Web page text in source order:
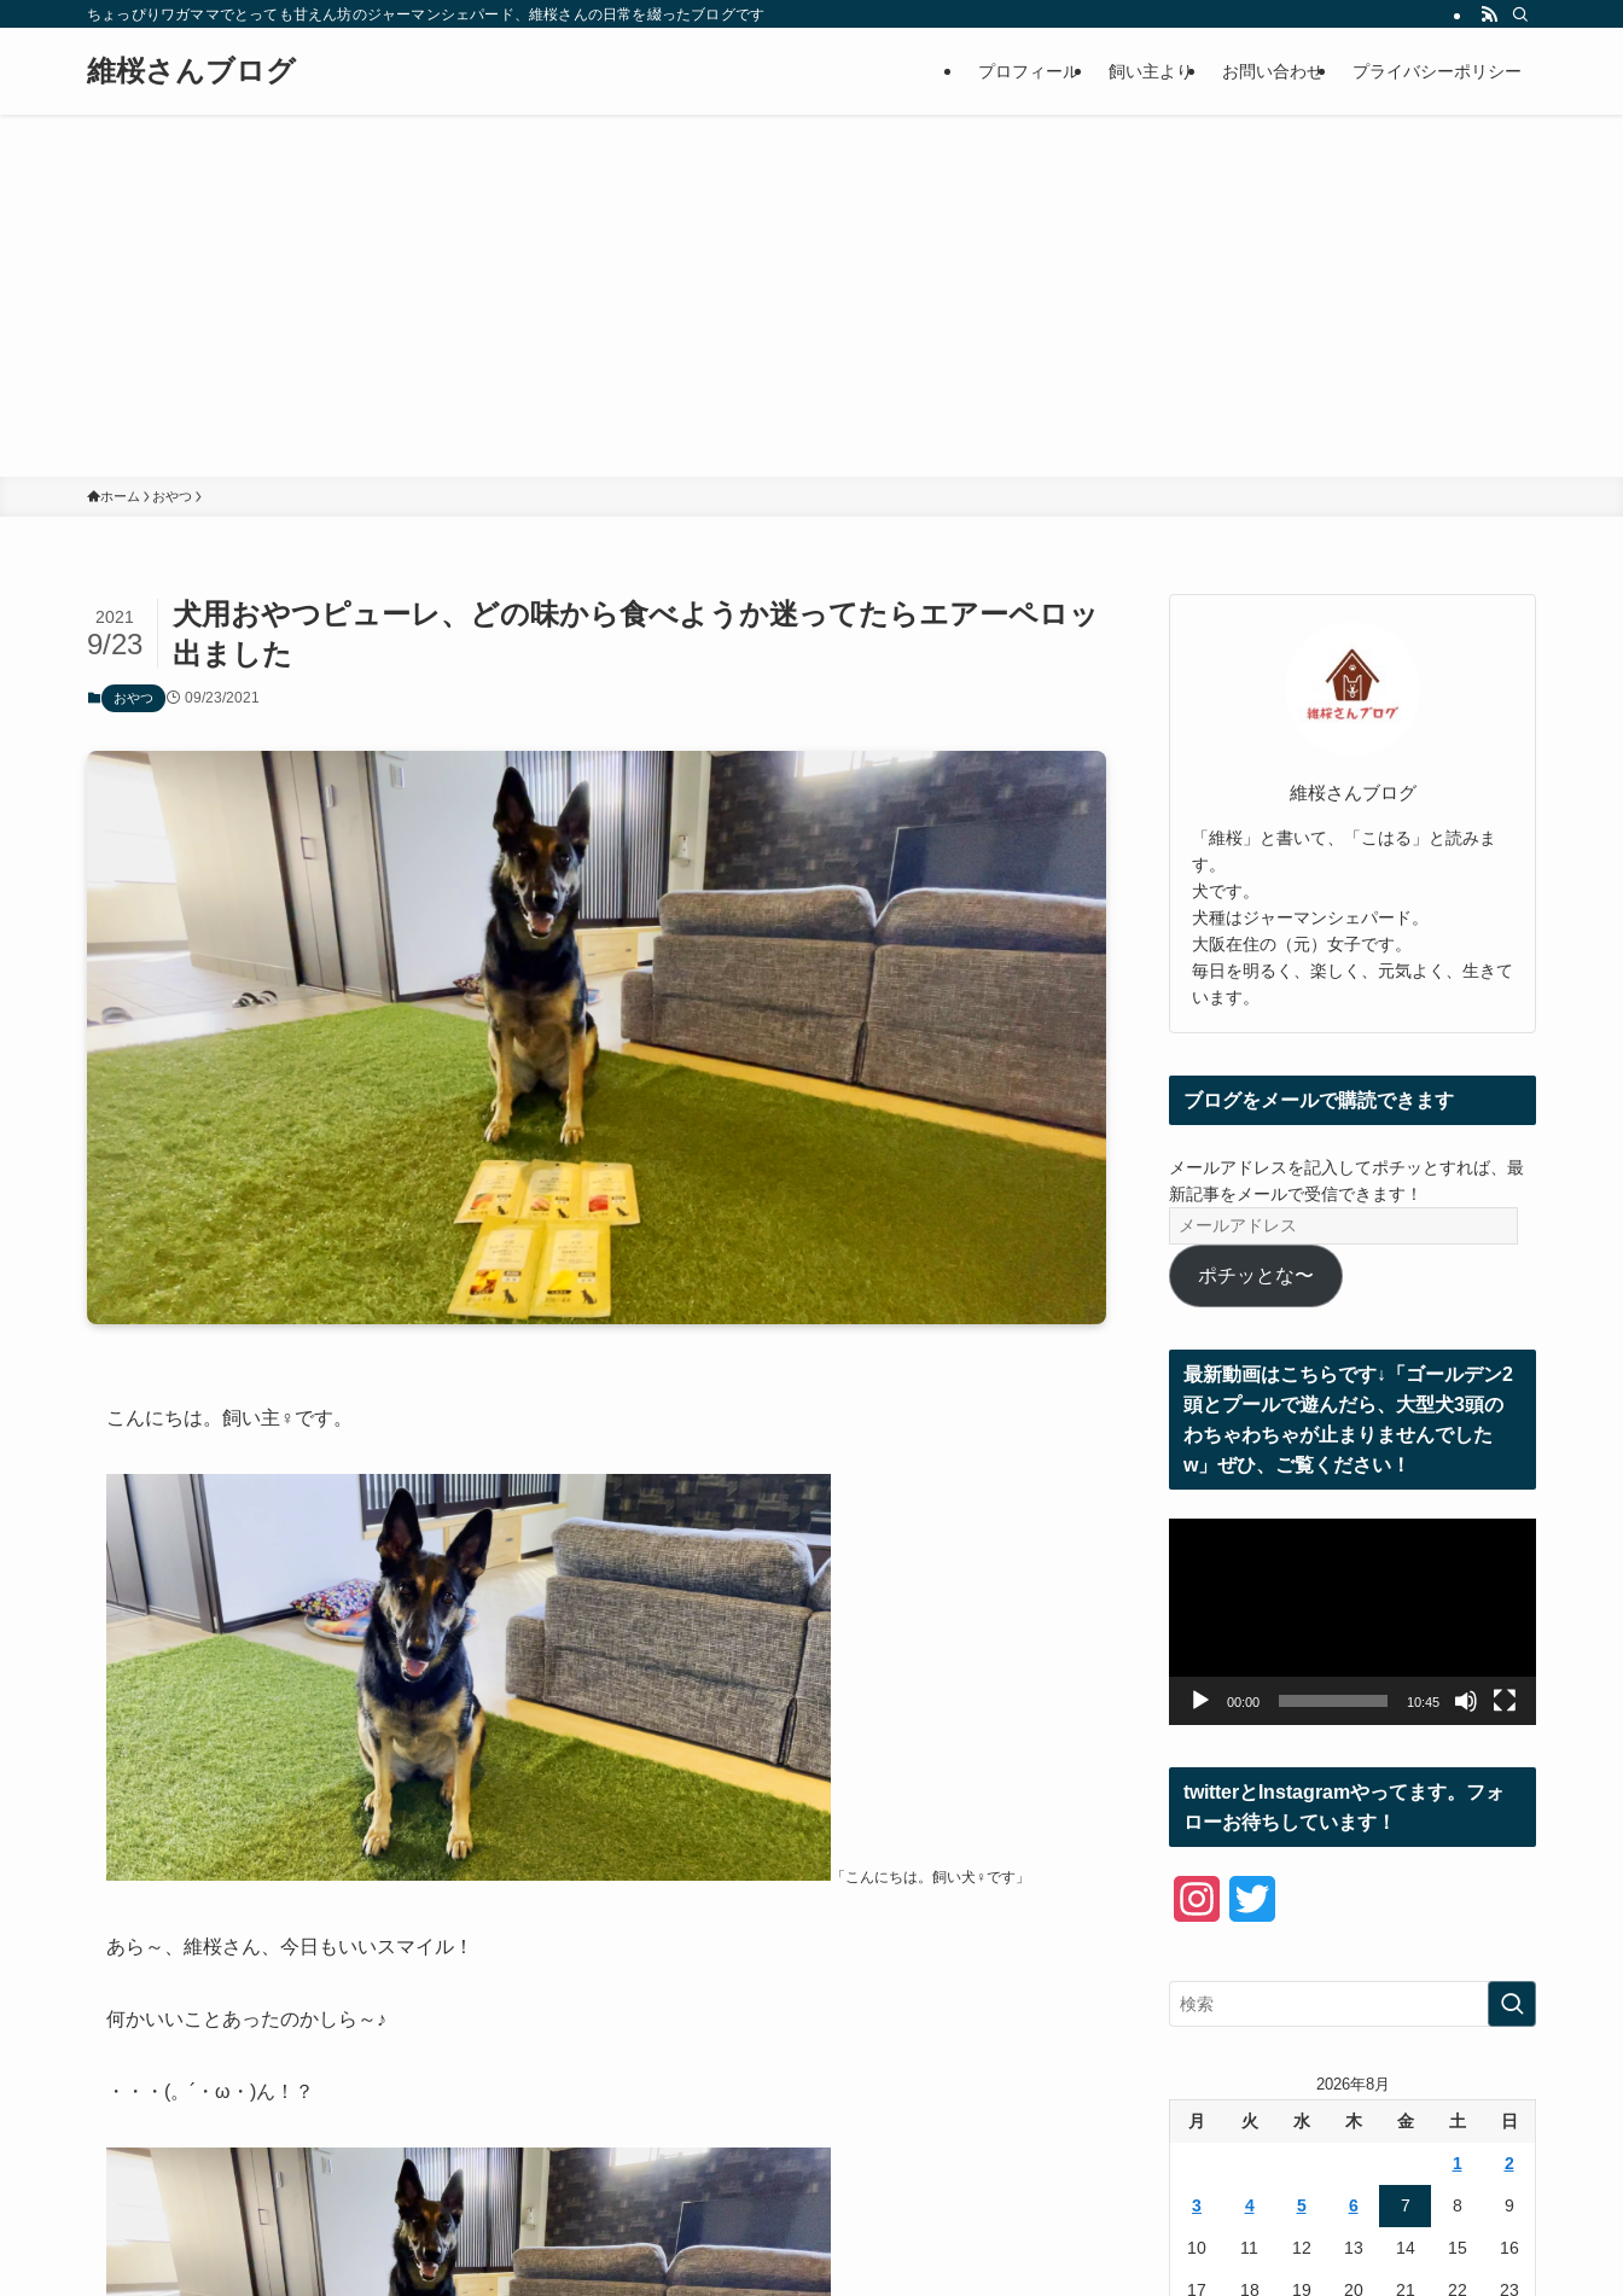
ちょっぴりワガママでとっても甘えん坊のジャーマンシェパード、維桜さんの日常を綴ったブログです
維桜さんブログ プロフィール 飼い主より お問い合わせ プライバシーポリシー
ホーム おやつ
犬用おやつピューレ、どの味から食べようか迷ってたらエアーペロッ
出ました
2021
9/23
おやつ 09/23/2021
こんにちは。飼い主♀です。
「こんにちは。飼い犬♀です」
あら～、維桜さん、今日もいいスマイル！
何かいいことあったのかしら～♪
・・・(。´・ω・)ん！？
維桜さんブログ
「維桜」と書いて、「こはる」と読みま
す。
犬です。
犬種はジャーマンシェパード。
大阪在住の（元）女子です。
毎日を明るく、楽しく、元気よく、生きて
います。
ブログをメールで購読できます
メールアドレスを記入してポチッとすれば、最
新記事をメールで受信できます！
ー
ル
ア
レ
ス
ポチッとな〜
最新動画はこちらです↓「ゴールデン2
頭とプールで遊んだら、大型犬3頭の
わちゃわちゃが止まりませんでした
w」ぜひ、ご覧ください！
00:00 10:45
twitterとInstagramやってます。フォ
ローお待ちしています！
2026年8月
月 火 水 木 金 土 日
1 2
3 4 5 6 7 8 9
10 11 12 13 14 15 16
17 18 19 20 21 22 23